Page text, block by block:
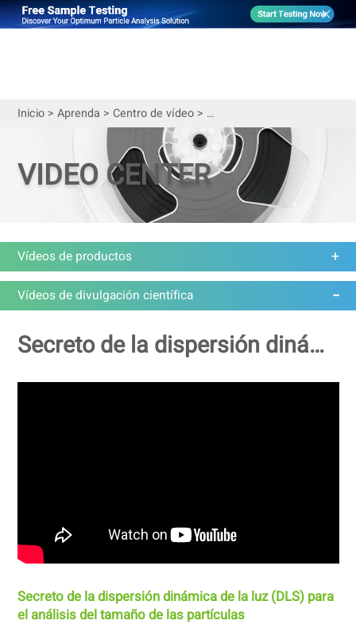
Inicio> Aprenda > Centro de vídeo> Vídeos de divulgación
VIDEO CENTER
Vídeos de productos
Vídeos de divulgación científica
Secreto de la dispersión dinámica de la luz (DLS) para el análisis del tamaño de las partículas
Secreto de la dispersión dinámica de la luz (DLS) para
el análisis del tamaño de las partículas